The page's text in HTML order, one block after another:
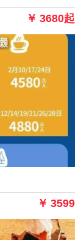
￥ 3680起
￥ 3599